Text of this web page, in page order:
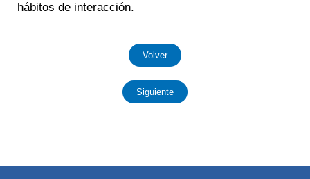
hábitos de interacción.
Volver
Siguiente